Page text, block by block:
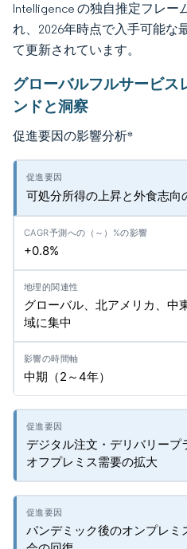
Intelligence の独自推定フレー
れ、2026年時点で入手可能な
て更新されています。
グローバルフルサービス
ンドと洞察
促進要因の影響分析*
可処分所得の上昇と外食志向
+0.8%
グローバル、北アメリカ、中
域に集中
中期（2～4年）
デジタル注文・デリバリープ
オフプレミス需要の拡大
パンデミック後のオンプレミ